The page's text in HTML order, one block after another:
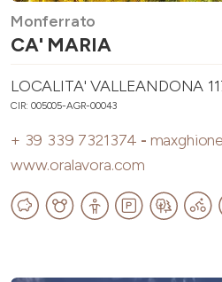
Monferrato
CA' MARIA
LOCALITA' VALLEANDONA
CIR: 005005-AGR-00043
+ 39 339 7321374 -
www.oralavora.com